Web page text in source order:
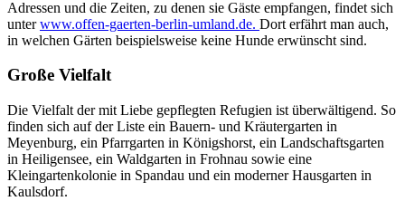
Adressen und die Zeiten, zu denen sie Gäste empfangen, findet sich
unterwww.offen-gaerten-berlin-umland.de. Dort erfährt man auch,
in welchen Gärten beispielsweise keine Hunde erwünscht sind.
Große Vielfalt
Die Vielfalt der mit Liebe gepflegten Refugien ist überwältigend. So
finden sich auf der Liste ein Bauern- und Kräutergarten in
Meyenburg, ein Pfarrgarten in Königshorst, ein Landschaftsgarten
in Heiligensee, ein Waldgarten in Frohnau sowie eine
Kleingartenkolonie in Spandau und ein moderner Hausgarten in
Kaulsdorf.